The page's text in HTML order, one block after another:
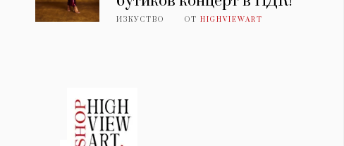
ИЗКУСТВО ОТHIGHVIEWART